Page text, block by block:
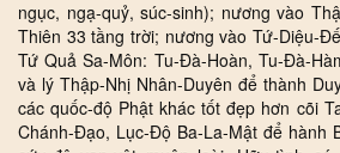
ngục, ngạ-quỷ, súc-sinh); nương vào
Thiên 33 tầng trời; nương vào Tứ-Diệu-
Tứ Quả Sa-Môn: Tu-Đà-Hoàn, Tu-Đà-
và lý Thập-Nhị Nhân-Duyên để thành
các quốc-độ Phật khác tốt đẹp hơn cõi
Chánh-Đạo, Lục-Độ Ba-La-Mật để hành